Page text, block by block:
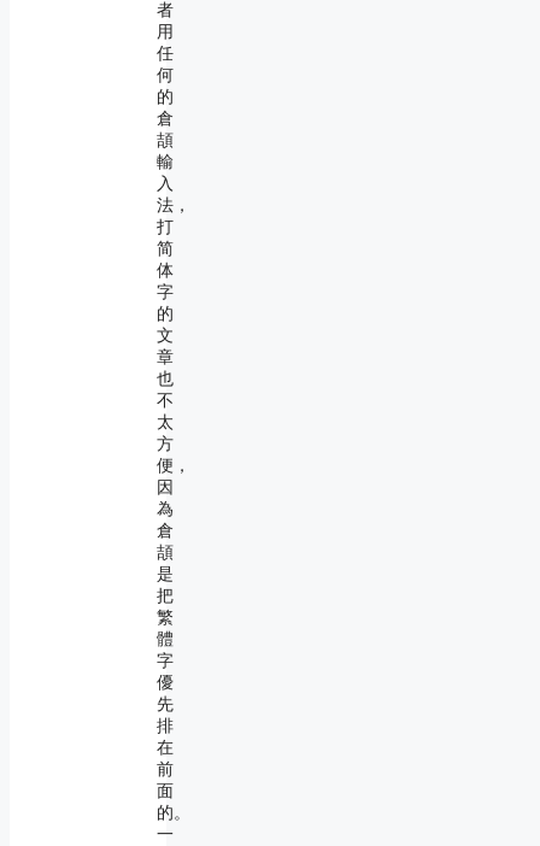
者
用
任
何
的
倉
頡
輸
入
法，
打
简
体
字
的
文
章
也
不
太
方
便，
因
為
倉
頡
是
把
繁
體
字
優
先
排
在
前
面
的。
一